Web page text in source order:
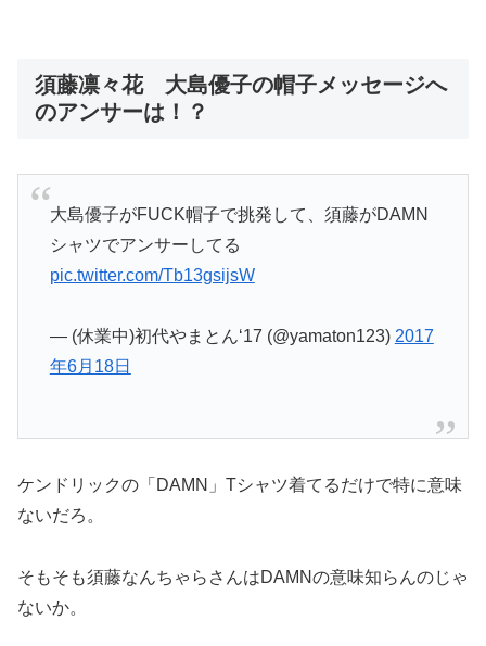
須藤凛々花 大島優子の帽子メッセージへ
のアンサーは！？
大島優子がFUCK帽子で挑発して、須藤がDAMN
シャツでアンサーしてる
pic.twitter.com/Tb13gsijsW
— (休業中)初代やまとん‘17 (@yamaton123) 2017
年6月18日
ケンドリックの「DAMN」Tシャツ着てるだけで特に意味
ないだろ。
そもそも須藤なんちゃらさんはDAMNの意味知らんのじゃ
ないか。